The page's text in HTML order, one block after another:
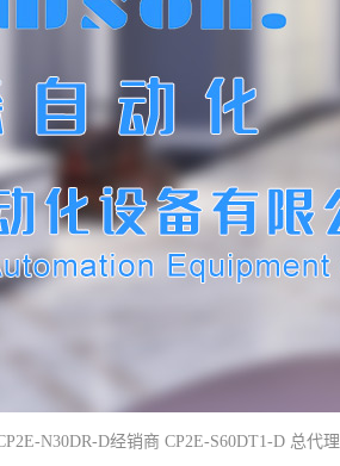
N30DR-D经销商 CP2E-S60DT1-D 总代理